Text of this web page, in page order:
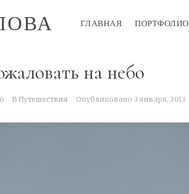
ГЛАВНАЯ ПОРТФОЛИО
на небо
В Путешествия Опубликовано 3 января, 2013